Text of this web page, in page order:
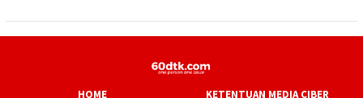
HOME KETENTUAN MEDIA CIBER